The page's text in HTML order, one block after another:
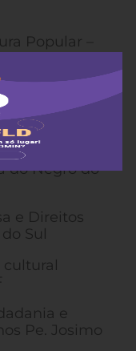
Popular –
Coletiva do
– CEAS
do Negro do
e Direitos
Sul
cultural
e
Pe. Josimo